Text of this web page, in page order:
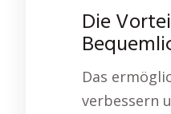
Die
Das
verbessern